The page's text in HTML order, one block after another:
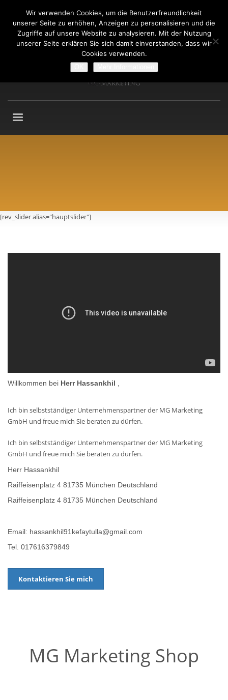
Fragen an: +49 (911) 2165 876
Mo-Fr: 9:00-13:00 Uhr
[rev_slider alias="hauptslider"]
Willkommen bei Herr Hassankhil
Ich bin selbstständiger Unternehmenspartner der MG Marketing
GmbH und freue mich Sie beraten zu dürfen.
Ich bin selbstständiger Unternehmenspartner der MG Marketing
GmbH und freue mich Sie beraten zu dürfen.
Herr Hassankhil
Raiffeisenplatz 4 81735 München Deutschland
Raiffeisenplatz 4 81735 München Deutschland
Email: hassankhil91kefaytulla@gmail.com
Tel. 017616379849
Kontaktieren Sie mich
MG Marketing Shop
Wir verwenden Cookies, um die Benutzerfreundlichkeit
unserer Seite zu erhöhen, Anzeigen zu personalisieren und die
Zugriffe auf unsere Website zu analysieren. Mit der Nutzung
unserer Seite erklären Sie sich damit einverstanden, dass wir
Cookies verwenden.